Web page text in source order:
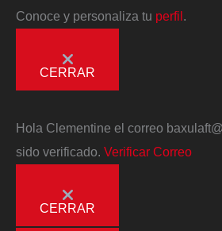
Conoce y personaliza tu perfil
CERRAR
Hola Clementine el correo
sido verificado. Verificar Correo
CERRAR